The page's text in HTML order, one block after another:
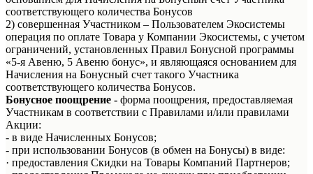
соответствующего количества Бонусов
2) совершенная Участником – Пользователем Экосистемы
операция по оплате Товара у Компании Экосистемы, с учетом
ограничений, установленных Правил Бонусной программы
«5-я Авеню, 5 Авеню бонус», и являющаяся основанием для
Начисления на Бонусный счет такого Участника
соответствующего количества Бонусов.
Бонусное поощрение - форма поощрения, предоставляемая
Участникам в соответствии с Правилами и/или правилами
Акции:
- в виде Начисленных Бонусов;
- при использовании Бонусов (в обмен на Бонусы) в виде:
· предоставления Скидки на Товары Компаний Партнеров;